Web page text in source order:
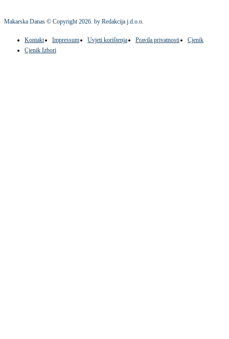
Makarska Danas © Copyright2026. by Redakcija j.d.o.o.
Kontakt Impressum Uvjeti korištenja Pravila privatnosti
Cjenik
Cjenik Izbori